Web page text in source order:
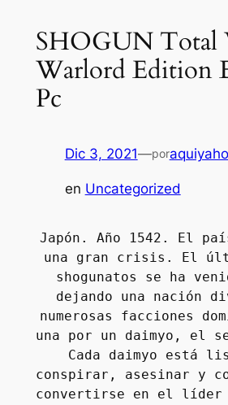
SHOGUN Total
Warlord Edition
Pc
Dic 3, 2021—por
en Uncategorized
Japón. Año 1542. El
una gran crisis. El
shogunatos se ha
dejando una nación
numerosas facciones
una por un daimyo, el
Cada daimyo está
conspirar, asesinar y
convertirse en el líder